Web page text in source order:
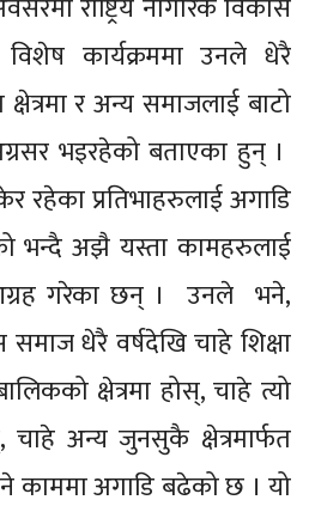
राष्ट्रिय नागरिक विकास
विशेष कार्यक्रममा उनले धेरै
र अन्य समाजलाई बाटो
भइरहेको बताएका हुन् ।
प्रतिभाहरुलाई अगाडि
भन्दै अझै यस्ता कामहरुलाई
आग्रह गरेका छन् । उनले भने,
समाज धेरै वर्षदेखि चाहे शिक्षा
क्षेत्रमा होस्, चाहे त्यो
चाहे अन्य जुनसुकै क्षेत्रमार्फत
काममा अगाडि बढेको छ । यो